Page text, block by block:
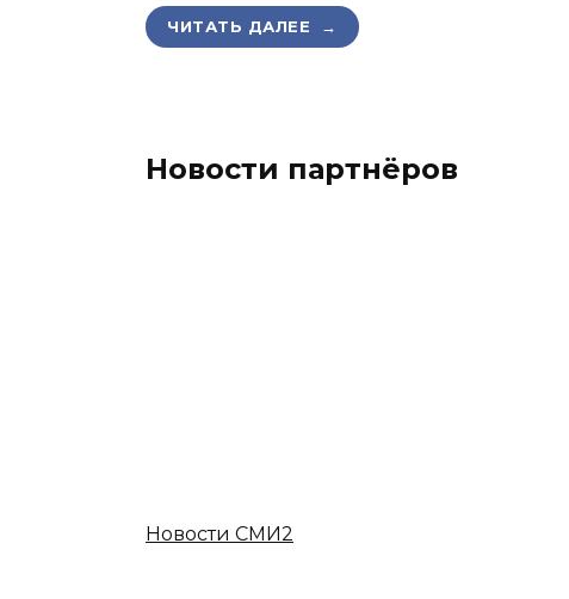
ЧИТАТЬ ДАЛЕЕ →
Новости партнёров
Новости СМИ2